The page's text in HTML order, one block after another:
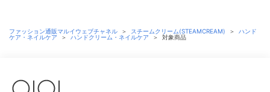
ファッション通販マルイウェブチャネル ＞ スチームクリーム(STEAMCREAM) ＞
ハンド
ケア・ネイルケア
＞ ハンドクリーム・ネイルケア ＞ 対象商品